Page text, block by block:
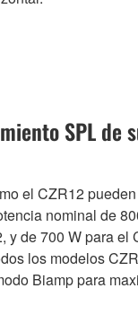
SPL de
el CZR12
nominal de
y de 700 W para el
los modelos
Biamp para